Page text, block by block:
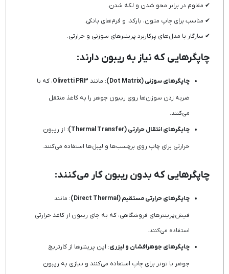
✔ مقاوم در برابر محو شدن و لکه شدن.
✔ مناسب برای چاپ متون، بارکد، و فرم‌های بانکی.
✔ سازگار با مدل‌های پرکاربرد پرینترهای سوزنی و حرارتی.
چاپگرهایی که نیاز به ریبون دارند:
چاپگرهای سوزنی (Dot Matrix) : مانند Olivetti PR3، که با
ضربه زدن سوزن‌ها روی ریبون جوهر را به کاغذ منتقل
می‌کنند.
چاپگرهای انتقال حرارتی (Thermal Transfer)
: از ریبون
حرارتی برای چاپ روی برچسب‌ها و لیبل‌ها استفاده می‌کنند.
چاپگرهایی که بدون ریبون کار می‌کنند:
چاپگرهای حرارتی مستقیم (Direct Thermal) : مانند
فیش‌پرینترهای فروشگاهی، که به جای ریبون از کاغذ حرارتی
استفاده می‌کنند.
چاپگرهای جوهرافشان و لیزری: این پرینترها از کارتریج
جوهر یا تونر برای چاپ استفاده می‌کنند و نیازی به ریبون